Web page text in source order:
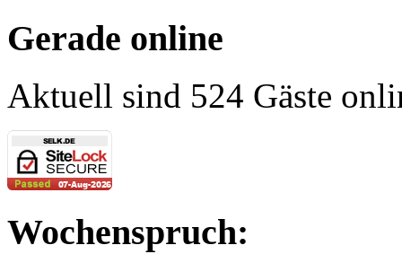
Gerade online
Aktuell sind 524 Gäste
Wochenspruch: